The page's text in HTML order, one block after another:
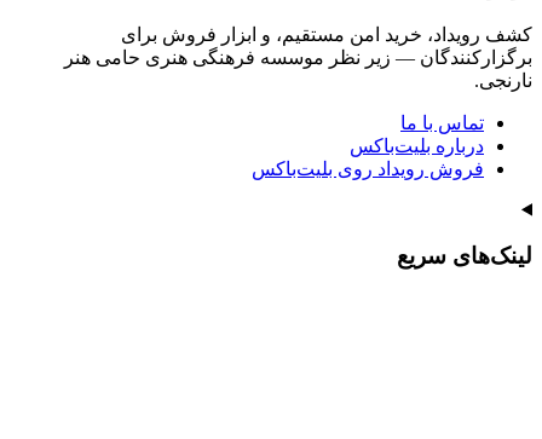
کشف رویداد، خرید امن مستقیم، و ابزار فروش برای
برگزارکنندگان — زیر نظر موسسه فرهنگی هنری حامی هنر
نارنجی.
تماس با ما
درباره بلیت‌باکس
فروش رویداد روی بلیت‌باکس
لینک‌های سریع